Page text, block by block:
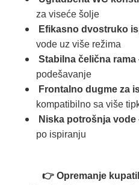
za viseće šolje
Efikasno dvostruko
vode uz više režima
Stabilna čelična rama
podešavanje
Frontalno dugme za
kompatibilno sa više
Niska potrošnja vode
po ispiranju
👉 Opremanje